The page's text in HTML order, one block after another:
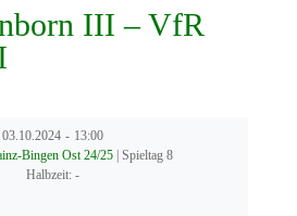
III – VfR
03.10.2024 - 13:00
Bingen Ost 24/25 | Spieltag 8
Halbzeit: -